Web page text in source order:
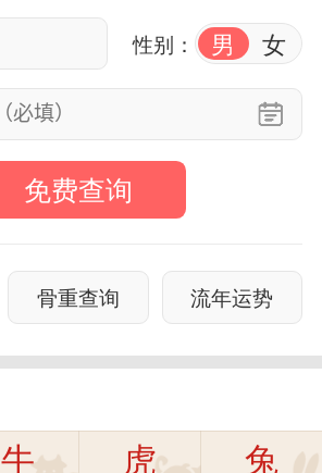
性别： 男 女
免费查询
骨重查询 流年运势
牛 虎 兔